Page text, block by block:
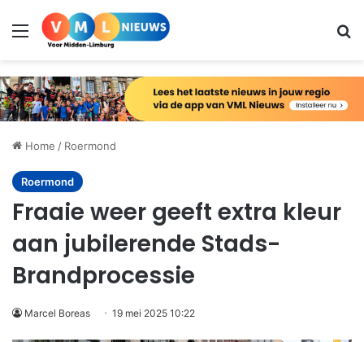
Menu
Home / Roermond
Roermond
Fraaie weer geeft extra kleur
aan jubilerende Stads-
Brandprocessie
Marcel Boreas 19 mei 2025 10:22